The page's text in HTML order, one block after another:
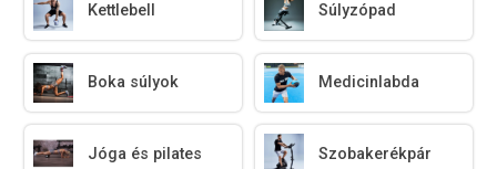
Kettlebell Súlyzópad
Boka súlyok Medicinlabda
Jóga és pilates Szobakerékpár